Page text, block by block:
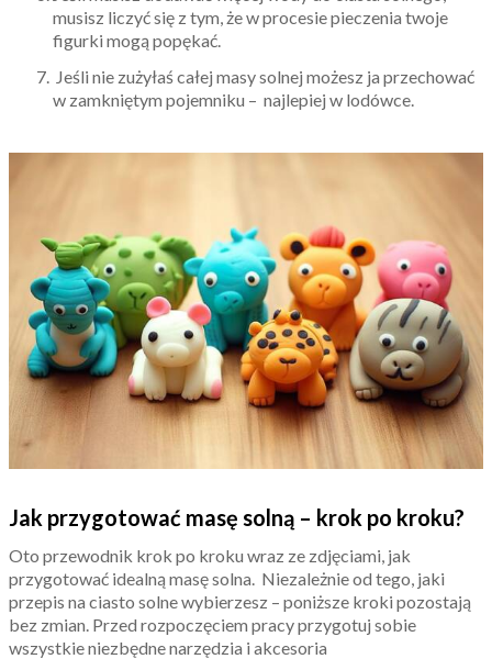
musisz liczyć się z tym, że w procesie pieczenia twoje
figurki mogą popękać.
Jeśli nie zużyłaś całej masy solnej możesz ja przechować
w zamkniętym pojemniku – najlepiej w lodówce.
Jak przygotować masę solną – krok po kroku?
Oto przewodnik krok po kroku wraz ze zdjęciami, jak
przygotować idealną masę solna. Niezależnie od tego, jaki
przepis na ciasto solne wybierzesz – poniższe kroki pozostają
bez zmian. Przed rozpoczęciem pracy przygotuj sobie
wszystkie niezbędne narzędzia i akcesoria